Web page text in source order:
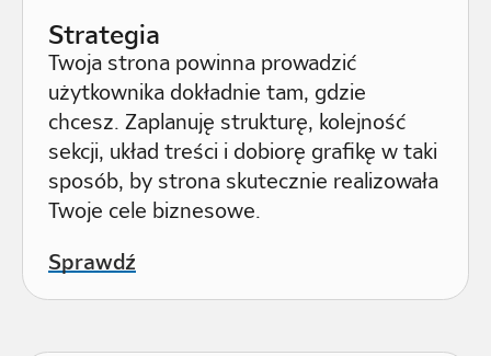
Strategia
Twoja strona powinna prowadzić
użytkownika dokładnie tam, gdzie
chcesz. Zaplanuję strukturę, kolejność
sekcji, układ treści i dobiorę grafikę w taki
sposób, by strona skutecznie realizowała
Twoje cele biznesowe.
Sprawdź